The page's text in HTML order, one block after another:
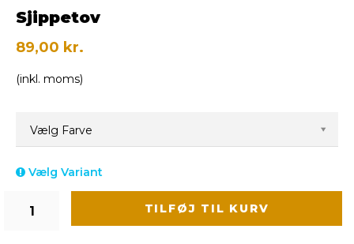
Sjippetov
89,00 kr.
(inkl. moms)
Vælg Farve
Vælg Variant
TILFØJ TIL KURV